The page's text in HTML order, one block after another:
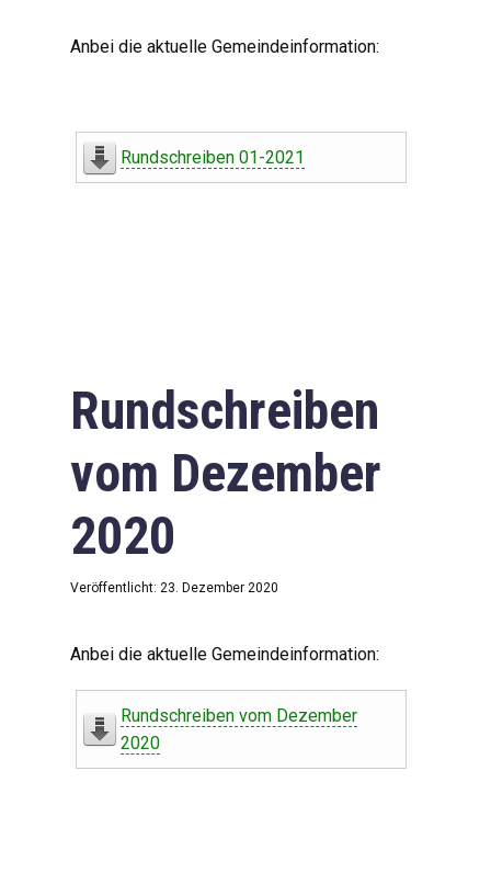
Anbei die aktuelle Gemeindeinformation:
Rundschreiben 01-2021
Rundschreiben
vom Dezember
2020
Veröffentlicht: 23. Dezember 2020
Anbei die aktuelle Gemeindeinformation:
Rundschreiben vom Dezember
2020